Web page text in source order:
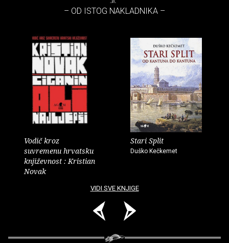
– OD ISTOG NAKLADNIKA –
Vodič kroz
suvremenu hrvatsku
književnost : Kristian
Novak
Stari Split
Duško Kečkemet
VIDI SVE KNJIGE